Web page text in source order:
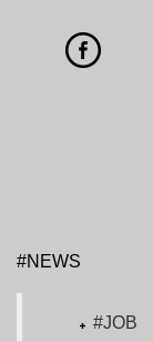
#NEWS
#JOB